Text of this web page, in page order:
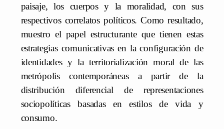
paisaje, los cuerpos y la moralidad, con sus
respectivos correlatos políticos. Como resultado,
muestro el papel estructurante que tienen estas
estrategias comunicativas en la configuración de
identidades y la territorialización moral de las
metrópolis contemporáneas a partir de la
distribución diferencial de representaciones
sociopolíticas basadas en estilos de vida y
consumo.